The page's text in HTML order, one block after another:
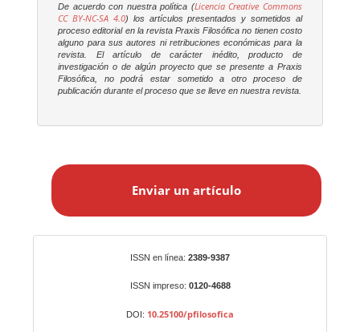
De acuerdo con nuestra política (Licencia Creative Commons
CC BY-NC-SA 4.0) los artículos presentados y sometidos al
proceso editorial en la revistaPraxis Filosófica no tienen costo
alguno para sus autores ni retribuciones económicas para la
revista. El artículo de carácter inédito, producto de
investigación o de algún proyecto que se presente a Praxis
Filosófica, no podrá estar sometido a otro proceso de
publicación durante el proceso que se lleve en nuestra revista.
a
Enviar un artículo
ISSN en línea: 2389-9387
ISSN impreso: 0120-4688
DOI: 10.25100/pfilosofica